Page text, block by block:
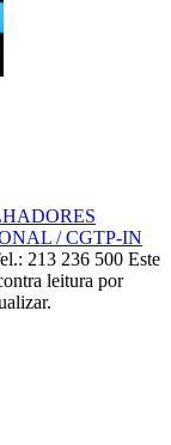
/ CGTP-IN
213 236 500 Este
leitura por